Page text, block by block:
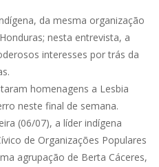
da mesma organização
nesta entrevista, a
interesses por trás da
homenagens a Lesbia
neste final de semana.
(06/07), a líder indígena
de Organizações Populares
agrupação de Berta Cáceres,